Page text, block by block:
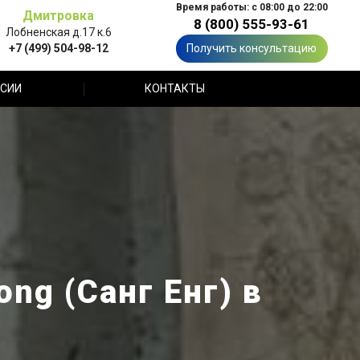
Дмитровка
Лобненская д.17 к.6
+7 (499) 504-98-12
Время работы: с 08:00 до 22:00
8 (800) 555-93-61
Получить консультацию
КОНТАКТЫ
(Санг Енг) в